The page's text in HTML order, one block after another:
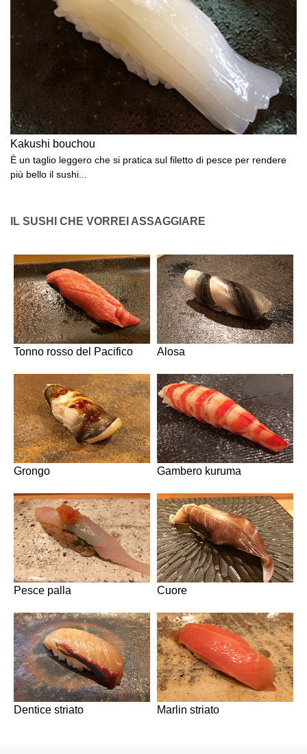
Kakushi bouchou
È un taglio leggero che si pratica sul filetto di pesce per rendere
più bello il sushi...
IL SUSHI CHE VORREI ASSAGGIARE
Tonno rosso del Pacifico Alosa
Grongo Gambero kuruma
Pesce palla Cuore
Dentice striato Marlin striato